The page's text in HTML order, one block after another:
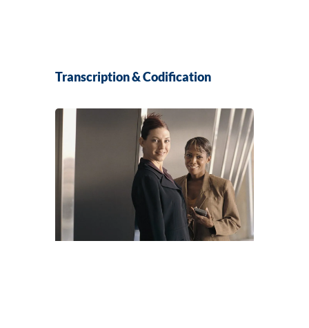
Transcription & Codification